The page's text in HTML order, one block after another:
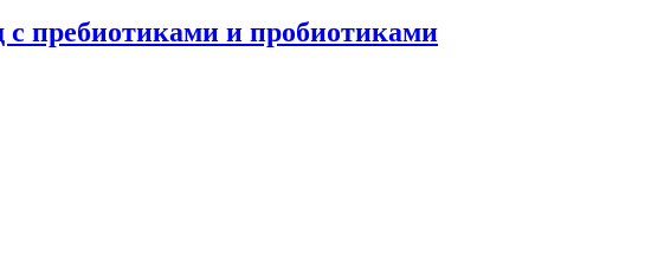
с пребиотиками и пробиотиками